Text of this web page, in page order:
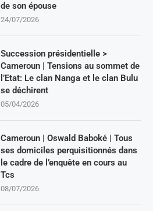
de son épouse
24/07/2026
Succession présidentielle >
Cameroun | Tensions au sommet de
l’Etat: Le clan Nanga et le clan Bulu
se déchirent
05/04/2026
Cameroun | Oswald Baboké | Tous
ses domiciles perquisitionnés dans
le cadre de l’enquête en cours au
Tcs
08/07/2026